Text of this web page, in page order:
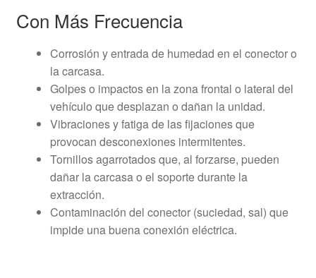
Con Más Frecuencia
Corrosión y entrada de humedad en el conector o
la carcasa.
Golpes o impactos en la zona frontal o lateral del
vehículo que desplazan o dañan la unidad.
Vibraciones y fatiga de las fijaciones que
provocan desconexiones intermitentes.
Tornillos agarrotados que, al forzarse, pueden
dañar la carcasa o el soporte durante la
extracción.
Contaminación del conector (suciedad, sal) que
impide una buena conexión eléctrica.